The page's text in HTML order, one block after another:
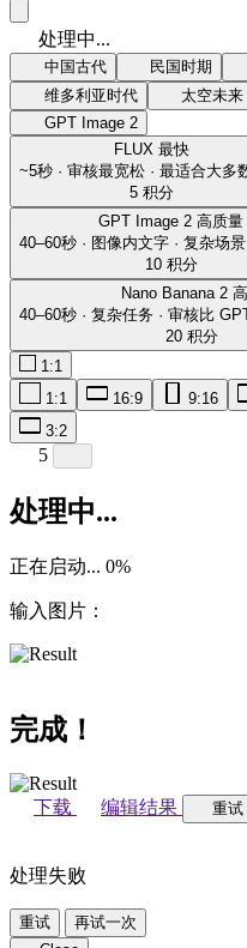
处理中...
中国古代 民国时期
维多利亚时代
太空未来
GPT Image 2
FLUX 最快
~5秒 · 审核最宽松 · 最适合大多
5 积分
GPT Image 2 高质量
40–60秒 · 图像内文字 · 复杂场
10 积分
Nano Banana 2
40–60秒 · 复杂任务 · 审核比
20 积分
1:1
1:1
16:9 9:16
3:2
5
处理中...
正在启动... 0%
输入图片：
完成！
下载 编辑结果 重试
处理失败
重试
再试一次